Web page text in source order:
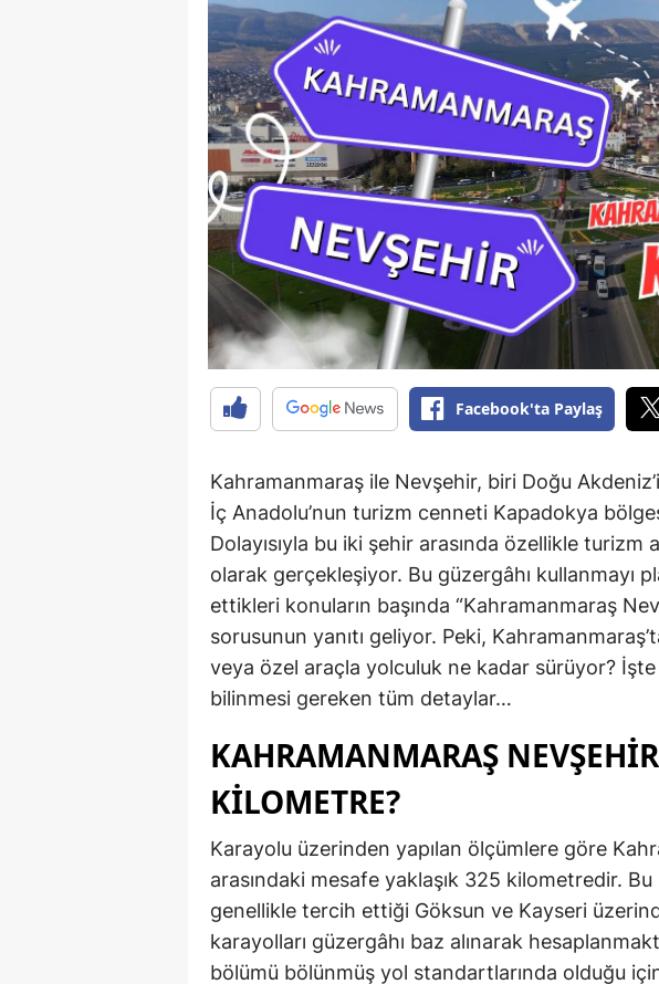
Facebook'ta Paylaş
Kahramanmaraş ile Nevşehir, biri Doğu
İç Anadolu’nun turizm cenneti Kapadokya
Dolayısıyla bu iki şehir arasında özellikle turizm
olarak gerçekleşiyor. Bu güzergâhı kullanmayı
ettikleri konuların başında “Kahramanmaraş
sorusunun yanıtı geliyor. Peki,
veya özel araçla yolculuk ne kadar sürüyor?
bilinmesi gereken tüm detaylar…
KAHRAMANMARAŞ
KİLOMETRE?
Karayolu üzerinden yapılan ölçümlere göre
arasındaki mesafe yaklaşık 325 kilometredir.
genellikle tercih ettiği Göksun ve Kayseri
karayolları güzergâhı baz alınarak
bölümü bölünmüş yol standartlarında olduğu